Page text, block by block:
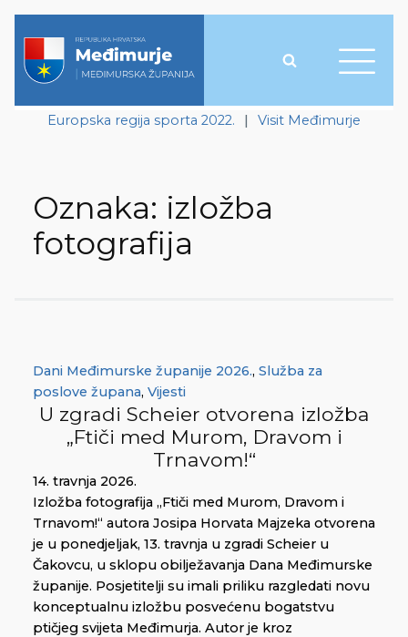
Europska regija sporta 2022. | Visit Međimurje
Oznaka: izložba
fotografija
Dani Međimurske županije 2026., Služba za
poslove župana, Vijesti
U zgradi Scheier otvorena izložba
„Ftiči med Murom, Dravom i
Trnavom!“
14. travnja 2026.
Izložba fotografija „Ftiči med Murom, Dravom i
Trnavom!“ autora Josipa Horvata Majzeka otvorena
je u ponedjeljak, 13. travnja u zgradi Scheier u
Čakovcu, u sklopu obilježavanja Dana Međimurske
županije. Posjetitelji su imali priliku razgledati novu
konceptualnu izložbu posvećenu bogatstvu
ptičjeg svijeta Međimurja. Autor je kroz